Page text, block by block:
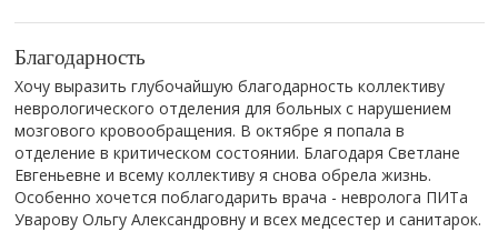
Благодарность
Хочу выразить глубочайшую благодарность коллективу
неврологического отделения для больных с нарушением
мозгового кровообращения. В октябре я попала в
отделение в критическом состоянии. Благодаря Светлане
Евгеньевне и всему коллективу я снова обрела жизнь.
Особенно хочется поблагодарить врача - невролога ПИТа
Уварову Ольгу Александровну и всех медсестер и санитарок.